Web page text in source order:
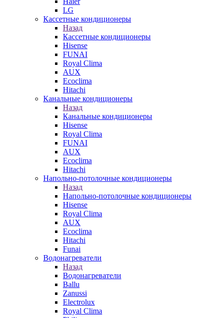
LG
Кассетные кондиционеры
Назад
Кассетные кондиционеры
Hisense
FUNAI
Royal Clima
AUX
Ecoclima
Hitachi
Канальные кондиционеры
Назад
Канальные кондиционеры
Hisense
Royal Clima
FUNAI
AUX
Ecoclima
Hitachi
Напольно-потолочные кондиционеры
Назад
Напольно-потолочные кондиционеры
Hisense
Royal Clima
AUX
Ecoclima
Hitachi
Funai
Водонагреватели
Назад
Водонагреватели
Ballu
Zanussi
Electrolux
Royal Clima